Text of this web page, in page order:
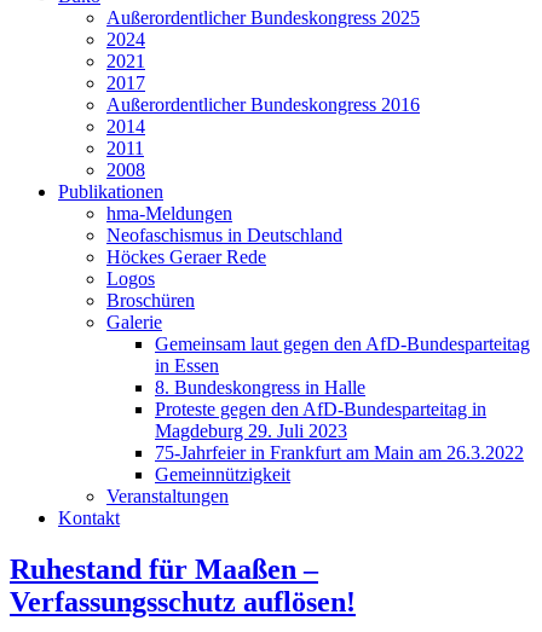
Außerordentlicher Bundeskongress 2025
2024
2021
2017
Außerordentlicher Bundeskongress 2016
2014
2011
2008
Publikationen
hma-Meldungen
Neofaschismus in Deutschland
Höckes Geraer Rede
Logos
Broschüren
Galerie
Gemeinsam laut gegen den AfD-Bundesparteitag
in Essen
8. Bundeskongress in Halle
Proteste gegen den AfD-Bundesparteitag in
Magdeburg 29. Juli 2023
75-Jahrfeier in Frankfurt am Main am 26.3.2022
Gemeinnützigkeit
Veranstaltungen
Kontakt
Ruhestand für Maaßen –
Verfassungsschutz auflösen!